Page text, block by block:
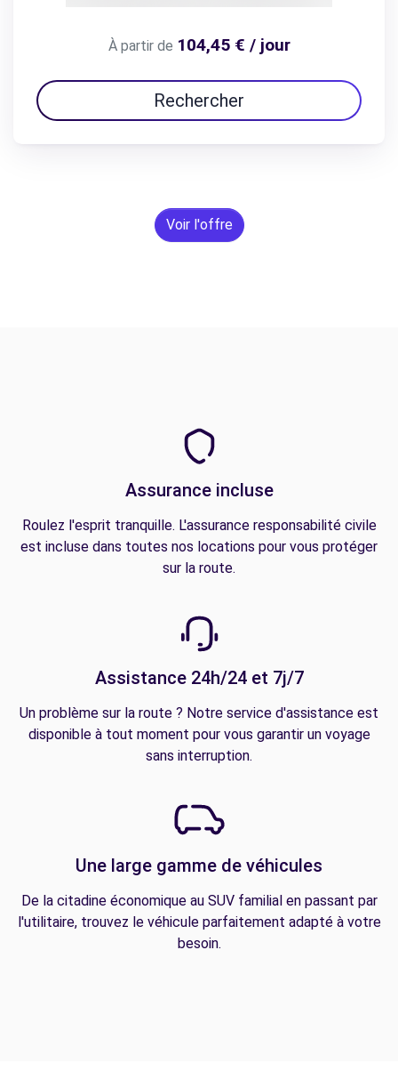
À partir de 104,45 € / jour
Rechercher
Voir l'offre
Assurance incluse
Roulez l'esprit tranquille. L'assurance responsabilité civile
est incluse dans toutes nos locations pour vous protéger
sur la route.
Assistance 24h/24 et 7j/7
Un problème sur la route ? Notre service d'assistance est
disponible à tout moment pour vous garantir un voyage
sans interruption.
Une large gamme de véhicules
De la citadine économique au SUV familial en passant par
l'utilitaire, trouvez le véhicule parfaitement adapté à votre
besoin.